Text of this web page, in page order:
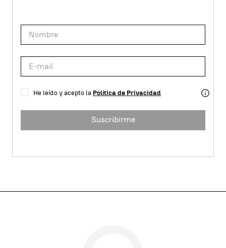
He leído y acepto la Política de Privacidad
Suscribirme